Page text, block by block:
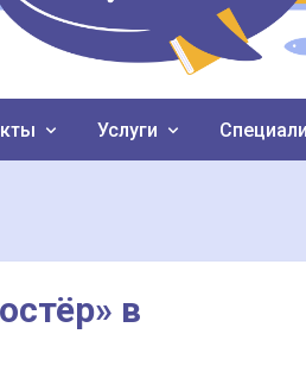
Услуги
в